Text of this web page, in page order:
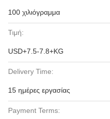
100 χιλιόγραμμα
Τιμή:
USD+7.5-7.8+KG
Delivery Time:
15 ημέρες εργασίας
Payment Terms: